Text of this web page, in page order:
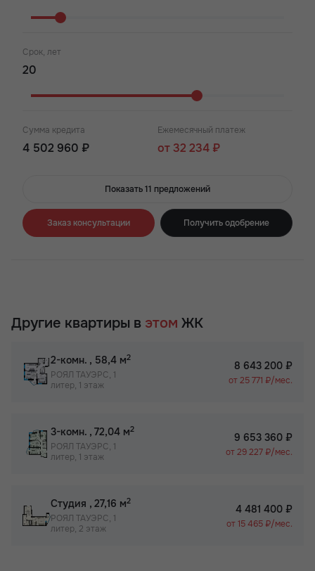
Срок, лет
Сумма кредита
4 502 960 ₽
Ежемесячный платеж
от 32 234 ₽
Показать 11 предложений
Заказ консультации Получить одобрение
Другие квартиры в этом ЖК
2-комн. , 58,4 м2
РОЯЛ ТАУЭРС, 1
литер, 1 этаж
8 643 200 ₽
от 25 771 ₽/мес.
3-комн. , 72,04 м2
РОЯЛ ТАУЭРС, 1
литер, 1 этаж
9 653 360 ₽
от 29 227 ₽/мес.
Студия , 27,16 м2
РОЯЛ ТАУЭРС, 1
литер, 2 этаж
4 481 400 ₽
от 15 465 ₽/мес.